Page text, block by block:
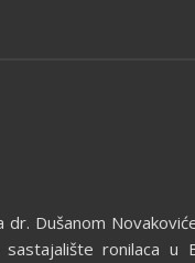
Dušanom
ronilaca u